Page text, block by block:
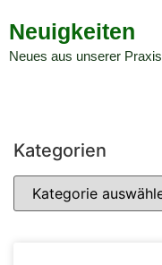
Neuigkeiten
Neues aus unserer Praxis
Kategorien